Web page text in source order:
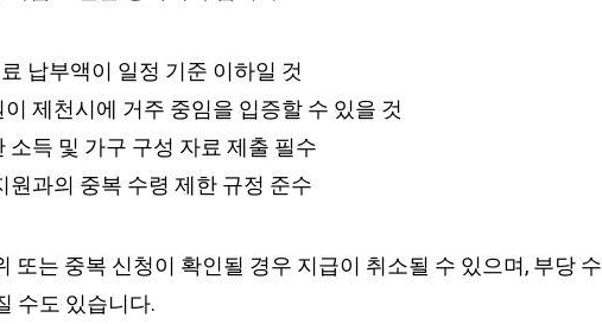
납부액이 일정 기준 이하일 것
제천시에 거주 중임을 입증할 수 있을 것
소득 및 가구 구성 자료 제출 필수
원과의 중복 수령 제한 규정 준수
또는 중복 신청이 확인될 경우 지급이 취소될 수 있으며, 부당 수
수도 있습니다.